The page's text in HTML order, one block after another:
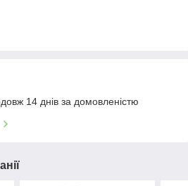
14 днів за домовленістю